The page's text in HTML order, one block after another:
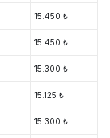
15.450 ₺
15.450 ₺
15.300 ₺
15.125 ₺
15.300 ₺